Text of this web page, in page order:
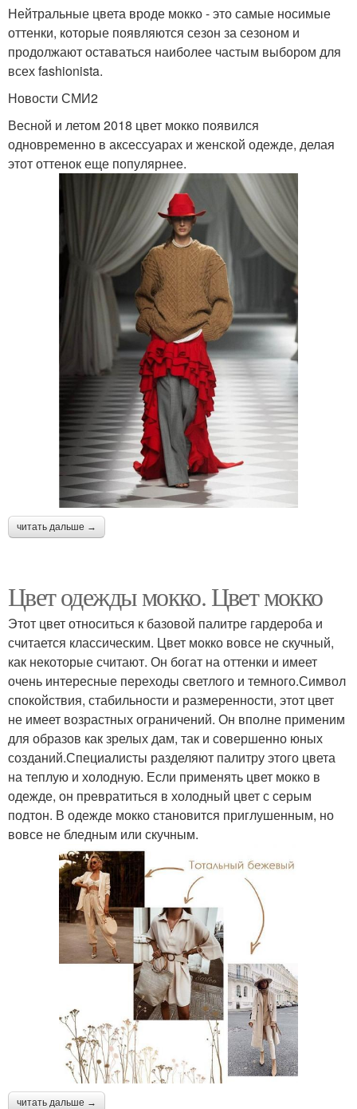
Нейтральные цвета вроде мокко - это самые носимые
оттенки, которые появляются сезон за сезоном и
продолжают оставаться наиболее частым выбором для
всех fashionista.
Новости СМИ2
Весной и летом 2018 цвет мокко появился
одновременно в аксессуарах и женской одежде, делая
этот оттенок еще популярнее.
читать дальше →
Цвет одежды мокко. Цвет мокко
Этот цвет относиться к базовой палитре гардероба и
считается классическим. Цвет мокко вовсе не скучный,
как некоторые считают. Он богат на оттенки и имеет
очень интересные переходы светлого и темного.Символ
спокойствия, стабильности и размеренности, этот цвет
не имеет возрастных ограничений. Он вполне применим
для образов как зрелых дам, так и совершенно юных
созданий.Специалисты разделяют палитру этого цвета
на теплую и холодную. Если применять цвет мокко в
одежде, он превратиться в холодный цвет с серым
подтон. В одежде мокко становится приглушенным, но
вовсе не бледным или скучным.
читать дальше →